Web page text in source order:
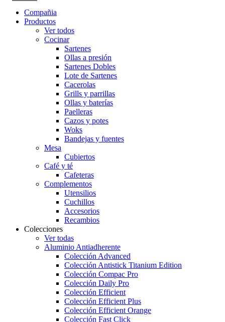
Compañia
Productos
Ver todos
Cocinar
Sartenes
Ollas a presión
Sartenes Dobles
Lote de Sartenes
Cacerolas
Grills y parrillas
Ollas y baterías
Paelleras
Cazos y potes
Woks
Bandejas y fuentes
Mesa
Cubiertos
Café y té
Cafeteras
Complementos
Utensilios
Cuchillos
Accesorios
Recambios
Colecciones
Ver todas
Aluminio Antiadherente
Colección Advanced
Colección Antistick Titanium Edition
Colección Compac Pro
Colección Daily Pro
Colección Efficient
Colección Efficient Plus
Colección Efficient Orange
Colección Fast Click